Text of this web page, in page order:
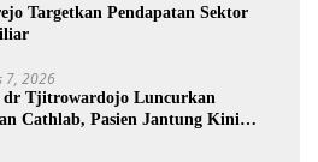
Targetkan Pendapatan Sektor
7, 2026
dr Tjitrowardojo Luncurkan
Cathlab, Pasien Jantung Kini